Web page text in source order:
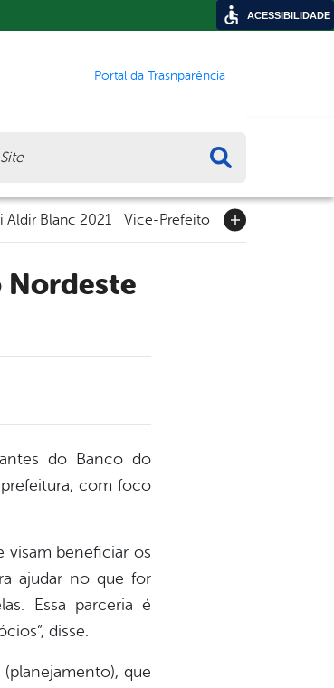
Portal da Trasnparência
Aldir Blanc 2021 Vice-Prefeito
do Banco do
com foco
visam beneficiar os
ajudar no que for
Essa parceria é
disse.
que
ACESSIBILIDADE